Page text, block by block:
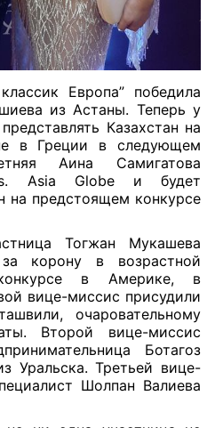
Европа” победила
из Астаны. Теперь у
Казахстан на
в Греции в следующем
Аина Самигатова
Asia Globe и будет
на предстоящем конкурсе
Тогжан Мукашева
корону в возрастной
в Америке, в
вице-миссис присудили
очаровательному
Второй вице-миссис
Ботагоз
Уральска. Третьей вице-
Шолпан Валиева